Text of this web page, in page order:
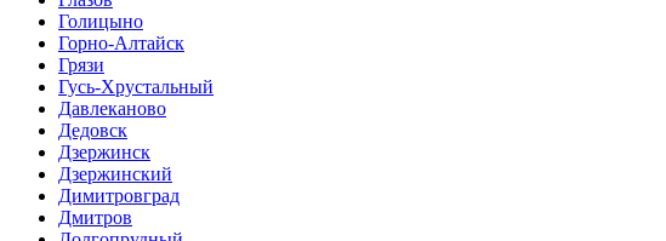
Голицыно
Горно-Алтайск
Грязи
Гусь-Хрустальный
Давлеканово
Дедовск
Дзержинск
Дзержинский
Димитровград
Дмитров